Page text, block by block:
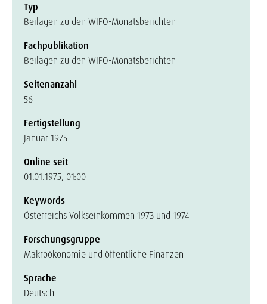
Typ
Beilagen zu den WIFO-Monatsberichten
Fachpublikation
Beilagen zu den WIFO-Monatsberichten
Seitenanzahl
56
Fertigstellung
Januar 1975
Online seit
01.01.1975, 01:00
Keywords
Österreichs Volkseinkommen 1973 und 1974
Forschungsgruppe
Makroökonomie und öffentliche Finanzen
Sprache
Deutsch